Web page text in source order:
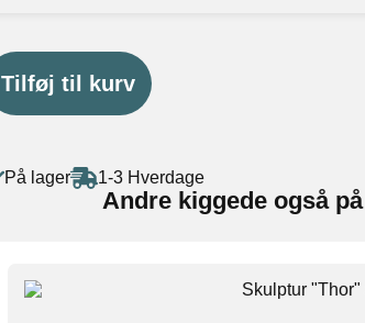
Tilføj til kurv
På lager 1-3 Hverdage
Andre kiggede også på